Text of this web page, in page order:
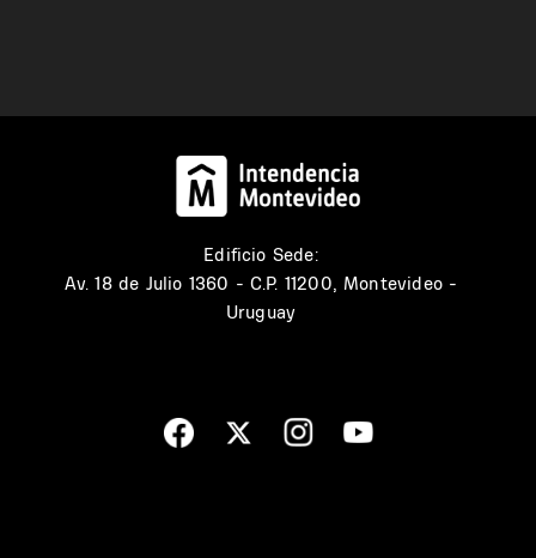
Edificio Sede:
Av. 18 de Julio 1360 - C.P. 11200, Montevideo -
Uruguay